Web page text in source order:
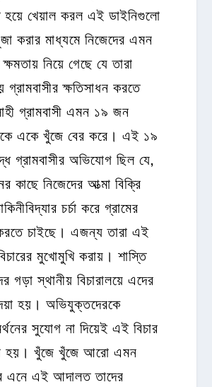
হয়ে খেয়াল করল এই ডাইনিগুলো
করার মাধ্যমে নিজেদের এমন
নিয়ে গেছে যে তারা
ক্ষতিসাধন করতে
গ্রামবাসী এমন ১৯ জন
একে খুঁজে বের করে। এই ১৯
গ্রামবাসীর অভিযোগ ছিল যে,
কাছে নিজেদের আত্মা বিক্রি
চর্চা করে গ্রামের
চাইছে। এজন্য তারা এই
মুখোমুখি করায়। শাস্তি
গড়া স্থানীয় বিচারালয়ে এদের
হয়। অভিযুক্তদেরকে
সুযোগ না দিয়েই এই বিচার
হয়। খুঁজে খুঁজে আরো এমন
এনে এই আদালত তাদের